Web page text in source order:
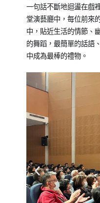
泥
演
出
紀
錄/
劇
教
育,
戲
劇
泥
少
年
一句話不斷地迴盪在戲
堂演藝廳中，每位前來
中，貼近生活的情節、
的舞蹈，最簡單的話語
中成為最棒的禮物。
舞蹈的動與
身體，讓